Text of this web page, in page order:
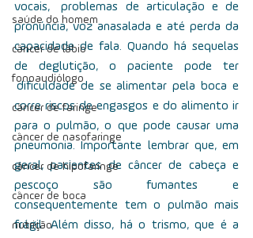
saúde do homem
câncer de lábio
fonoaudiólogo
câncer de faringe
câncer de nasofaringe
câncer de hipofaringe
câncer de boca
nutrição
vocais,  problemas de articulação e de
pronúncia, voz anasalada e até perda da
capacidade de fala. Quando há sequelas
de deglutição, o paciente pode ter
dificuldade de se alimentar pela boca e
corre riscos de engasgos e do alimento ir
para o pulmão, o que pode causar uma
pneumonia. Importante lembrar que, em
geral, pacientes de câncer de cabeça e
pescoço são fumantes e
consequentemente tem o pulmão mais
frágil. Além disso, há o trismo, que é a